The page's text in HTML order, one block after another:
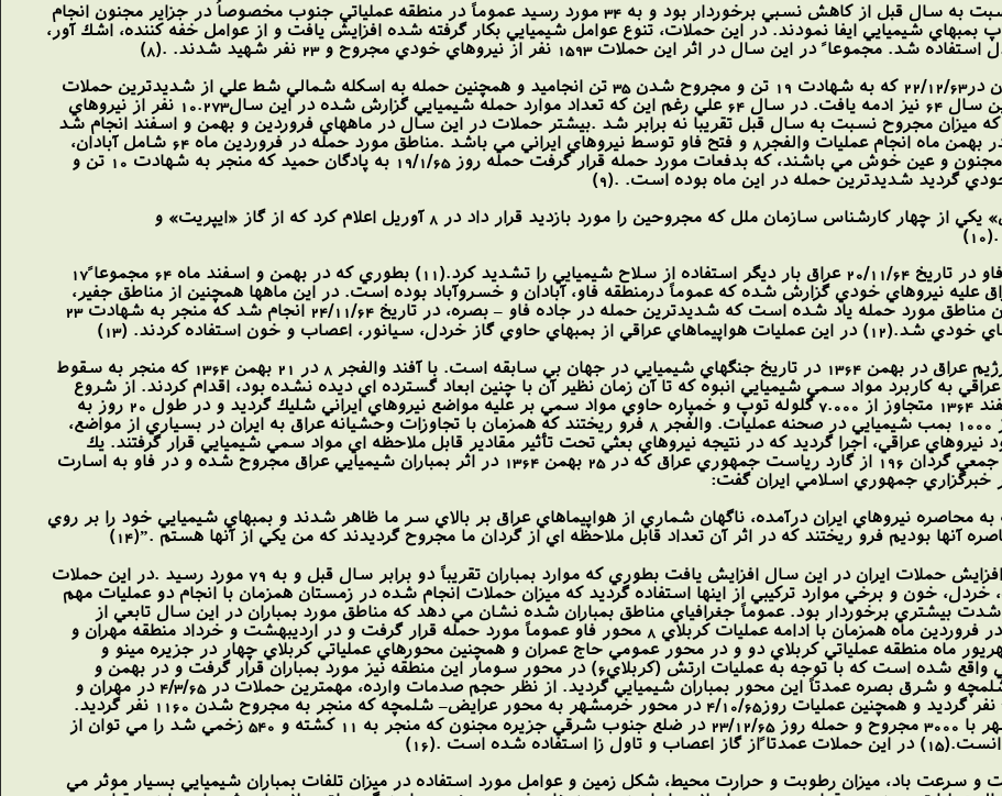
در سال 63 ميزان حملات شيميايي نسبت به سال قبل از كاهش نسبي برخوردار بود و به 34 مورد رسيد عموماً در منطقه عملياتي جنوب مخصوصاُ در جزاير مجنون انجام
بمبهاي شيميايي ايفا نمودند. در اين حملات، تنوع عوامل شيميايي بكار گرفته شده افزايش يافت و از عوامل خفه كننده، اشك آور،
اين سال در اثر اين حملات 1593 نفر از نيروهاي خودي مجروح و 23 نفر شهيد شدند. .(8)
حملات متعدد به جزيره شمالي مجنون در22/12/63 كه به شهادت 19 تن و مجروح شدن 35 تن انجاميد و همچنين حمله به اسكله شمالي شط علي از شديدترين حملات
بود. حملات شيميايي عراق در فروردين سال 64 نيز ادمه يافت. در سال 64 علي رغم اين كه تعداد موارد حمله شيميايي گزارش شده در اين سال10.273 نفر از نيروهاي
شهيد شدند كه ميزان مجروح نسبت به سال قبل تقريبا نه برابر شد .بيشتر حملات در اين سال در ماههاي فروردين و بهمن و اسفند انجام شد
كه فروردين ماه ادامه عمليات بدر و در بهمن ماه انجام عمليات والفجر8 و فتح فاو توسط نيروهاي ايراني مي باشد .مناطق مورد حمله در فروردين ماه 64 شامل آبادان،
خرمشهر، جفير، پادگان حميد، جزاير مجنون و عين خوش مي باشند، كه بدفعات مورد حمله قرار گرفت حمله روز 19/1/65 به پادگان حميد كه منجر به شهادت 10 تن و
در اين حمله دكتر «مانوئل دومينگوئن» يكي از چهار كارشناس سازمان ملل كه مجروحين را مورد بازديد قرار داد در 8 آوريل اعلام كرد كه از گاز «ايپريت» و
با شروع عمليات والفجر 8 در منطقه فاو در تاريخ 20/11/64 عراق بار ديگر استفاده از سلاح شيميايي را تشديد كرد.(11) بطوري كه در بهمن و اسفند ماه 64 مجموعا ً17
عليه نيروهاي خودي گزارش شده كه عموماً درمنطقه فاو، آبادان و خسروآباد بوده است. در اين ماهها همچنين از مناطق جفير،
عين خوش، بانه و سردشت نيز بعنوان مناطق مورد حمله ياد شده است كه شديدترين حمله در جاده فاو – بصره، در تاريخ 24/11/64 انجام شد كه منجر به شهادت 23
بي ترديد وسعت تهاجمات شيميايي رژيم عراق در بهمن 1364 در تاريخ جنگهاي شيميايي در جهان بي سابقه است. با آفند والفجر 8 در 21 بهمن 1364 كه منجر به سقوط
به كاربرد مواد سمي شيميايي انبوه كه تا آن زمان نظير آن با چنين ابعاد گسترده اي ديده نشده بود، اقدام كردند. از شروع
عمليات آفندي والفجر 8 تا اواسط اسفند 1364 متجاوز از 7.000 گلوله توپ و خمپاره حاوي مواد سمي بر عليه مواضع نيروهاي ايراني شليك گرديد و در طول 20 روز به
طور مداوم هواپيماهاي عراقي بيش از 1000 بمب شيميايي در صحنه عمليات. والفجر 8 فرو ريختند كه همزمان با تجاوزات وحشيانه عراق به ايران در بسياري از مواضع،
نيروهاي عراقي، اجرا گرديد كه در نتيجه نيروهاي بعثي تحت تأثير مقادير قابل ملاحظه اي مواد سمي شيميايي قرار گرفتند. يك
اسير جنگي عراق به نام مهدي حبيب جمعي گردان 196 از گارد رياست جمهوري عراق كه در 25 بهمن 1364 در اثر بمباران شيميايي عراق مجروح شده و در فاو به اسارت
خبرگزاري جمهوري اسلامي ايران گفت:
محاصره نيروهاي ايران درآمده، ناگهان شماري از هواپيماهاي عراق بر بالاي سر ما ظاهر شدند و بمبهاي شيميايي خود را بر روي
آنها بوديم فرو ريختند كه در اثر آن تعداد قابل ملاحظه اي از گردان ما مجروح گرديدند كه من يكي از آنها هستم .”(14)
حملات شيميايي عراق در سال 65 با افزايش حملات ايران در اين سال افزايش يافت بطوري كه موارد بمباران تقريباً دو برابر سال قبل و به 79 مورد رسيد .در اين حملات
خردل، خون و برخي موارد تركيبي از اينها استفاده گرديد كه ميزان حملات انجام شده در زمستان همزمان با انجام دو عمليات مهم
بيشتري برخوردار بود. عموماً جغرافياي مناطق بمباران شده نشان مي دهد كه مناطق مورد بمباران در اين سال تابعي از
مناطق عملياتي مي باشد، بطوري كه در فروردين ماه همزمان با ادامه عمليات كربلاي 8 محور فاو عموماً مورد حمله قرار گرفت و در ارديبهشت و خرداد منطقه مهران و
ماه منطقه عملياتي كربلاي دو و در محور عمومي حاج عمران و همچنين محورهاي عملياتي كربلاي چهار در جزيره مينو و
خرمشهر و آبادان مورد حمله شيميايي واقع شده است كه با توجه به عمليات ارتش (كربلاي6) در محور سومار اين منطقه نيز مورد بمباران قرار گرفت و در بهمن و
اسفند نيز همزمان با كربلاي پنج در شلمچه و شرق بصره عمدتاً اين محور بمباران شيميايي گرديد. از نظر حجم صدمات وارده، مهمترين حملات در 4/3/65 در مهران و
صالح آباد كه منجر به مجروحيت 750 نفر گرديد و همچنين عمليات روز4/10/65 در محور خرمشهر به محور عرايض– شلمچه كه منجر به مجروح شدن 1160 نفر گرديد.
عمليات روز 20/10/65 در جاده خرمشهر با 3000 مجروح و حمله روز 23/12/65 در ضلع جنوب شرقي جزيره مجنون كه منجر به 11 كشته و 540 زخمي شد را مي توان از
شده است .(16)
سرعت باد، ميزان رطوبت و حرارت محيط، شكل زمين و عوامل مورد استفاده در ميزان تلفات بمباران شيميايي بسيار موثر مي